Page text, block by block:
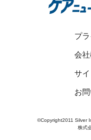
プ
会
サ
お
©Copyright2011 Silver
株式